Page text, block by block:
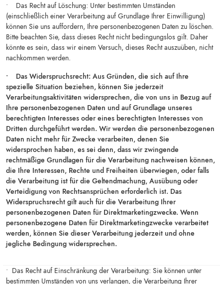
• Das Recht auf Löschung: Unter bestimmten Umständen
(einschließlich einer Verarbeitung auf Grundlage Ihrer Einwilligung)
können Sie uns auffordern, Ihre personenbezogenen Daten zu löschen.
Bitte beachten Sie, dass dieses Recht nicht bedingungslos gilt. Daher
könnte es sein, dass wir einem Versuch, dieses Recht auszuüben, nicht
nachkommen werden.
• Das Widerspruchsrecht: Aus Gründen, die sich auf Ihre
spezielle Situation beziehen, können Sie jederzeit
Verarbeitungsaktivitäten widersprechen, die von uns in Bezug auf
Ihre personenbezogenen Daten und auf Grundlage unseres
berechtigten Interesses oder eines berechtigten Interesses von
Dritten durchgeführt werden. Wir werden die personenbezogenen
Daten nicht mehr für Zwecke verarbeiten, denen Sie
widersprochen haben, es sei denn, dass wir zwingende
rechtmäßige Grundlagen für die Verarbeitung nachweisen können,
die Ihre Interessen, Rechte und Freiheiten überwiegen, oder falls
die Verarbeitung ist für die Geltendmachung, Ausübung oder
Verteidigung von Rechtsansprüchen erforderlich ist. Das
Widerspruchsrecht gilt auch für die Verarbeitung Ihrer
personenbezogenen Daten für Direktmarketingzwecke. Wenn
personenbezogene Daten für Direktmarketingzwecke verarbeitet
werden, können Sie dieser Verarbeitung jederzeit und ohne
jegliche Bedingung widersprechen.
• Das Recht auf Einschränkung der Verarbeitung: Sie können unter
bestimmten Umständen von uns verlangen, die Verarbeitung Ihrer